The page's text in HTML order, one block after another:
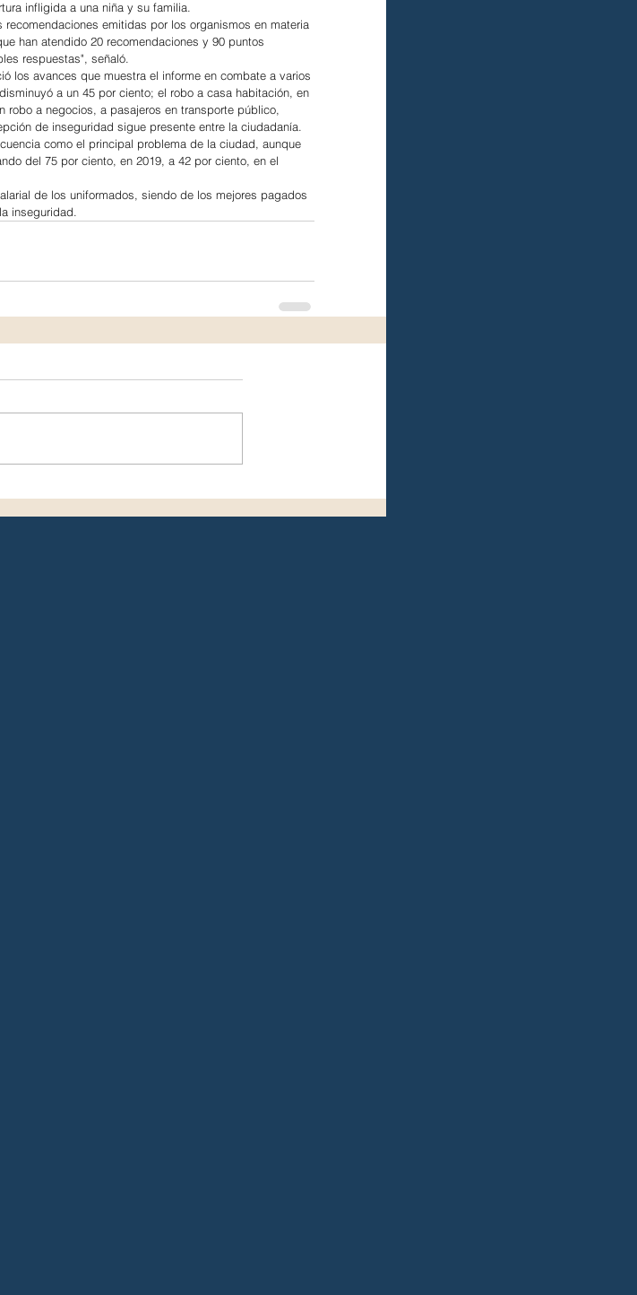
infligida a una niña y su familia.
emitidas por los organismos en materia
han atendido 20 recomendaciones y 90 puntos
respuestas", señaló.
los avances que muestra el informe en combate a varios
a un 45 por ciento; el robo a casa habitación, en
a negocios, a pasajeros en transporte público,
de inseguridad sigue presente entre la ciudadanía.
como el principal problema de la ciudad, aunque
del 75 por ciento, en 2019, a 42 por ciento, en el
de los uniformados, siendo de los mejores pagados
inseguridad.